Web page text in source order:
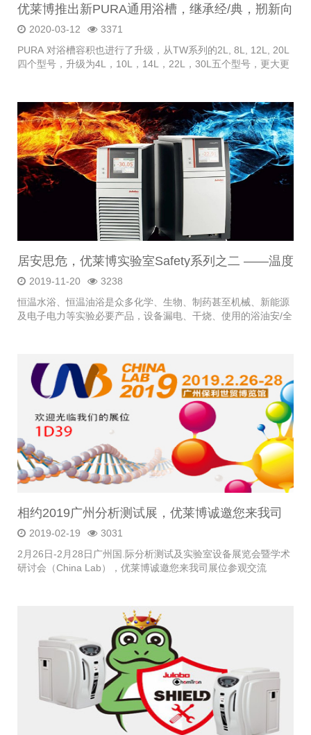
优莱博推出新PURA通用浴槽，继承经/典，剏新向
前 2020-03-12
3371
PURA 对浴槽容积也进行了升级，从TW系列的2L, 8L, 12L, 20L
四个型号，升级为4L，10L，14L，22L，30L五个型号，更大更
居安思危，优莱博实验室Safety系列之二 ——温度
控制安/全
2019-11-20
3238
恒温水浴、恒温油浴是众多化学、生物、制药甚至机械、新能源
及电子电力等实验必要产品，设备漏电、干烧、使用的浴油安/全
相约2019广州分析测试展，优莱博诚邀您来我司
展位参观交流
2019-02-19
3031
2月26日-2月28日广州国.际分析测试及实验室设备展览会暨学术
研讨会（China Lab），优莱博诚邀您来我司展位参观交流